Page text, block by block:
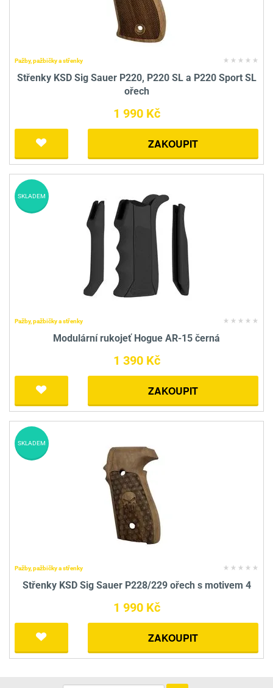
Pažby, pažbičky a střenky
Střenky KSD Sig Sauer P220, P220 SL a P220 Sport SL
ořech
1 990 Kč
ZAKOUPIT
Pažby, pažbičky a střenky
Modulární rukojeť Hogue AR-15 černá
1 390 Kč
ZAKOUPIT
SKLADEM
Pažby, pažbičky a střenky
Střenky KSD Sig Sauer P228/229 ořech s motivem 4
1 990 Kč
ZAKOUPIT
SKLADEM